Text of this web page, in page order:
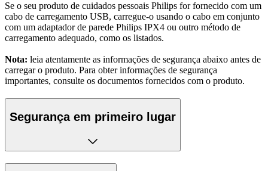
Se o seu produto de cuidados pessoais Philips for fornecido com um
cabo de carregamento USB, carregue-o usando o cabo em conjunto
com um adaptador de parede Philips IPX4 ou outro método de
carregamento adequado, como os listados.
Nota: leia atentamente as informações de segurança abaixo antes de
carregar o produto. Para obter informações de segurança
importantes, consulte os documentos fornecidos com o produto.
Segurança em primeiro lugar